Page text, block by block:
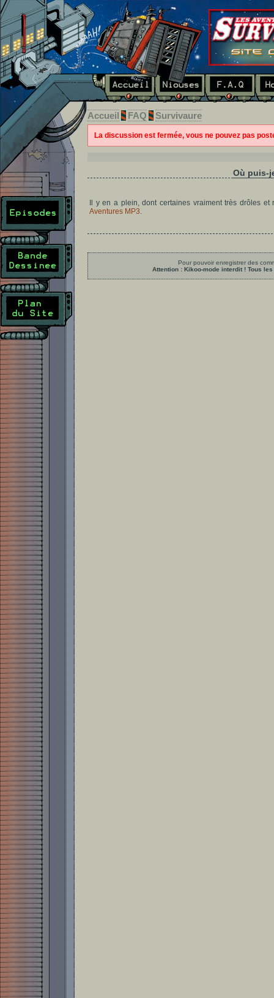
Accueil FAQ Survivaure
La discussion est fermée, vous ne pouvez pas
Où puis-
Il y en a plein, dont certaines vraiment très drôles
Aventures MP3.
Pour pouvoir enregistrer des
Attention : Kikoo-mode interdit ! Tous